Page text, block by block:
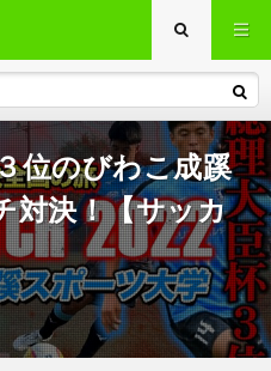
位のびわこ成蹊
対決！【サッカ